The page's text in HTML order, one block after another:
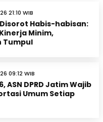
21:10 WIB
Habis-habisan:
Minim,
Tumpul
09:12 WIB
ASN DPRD Jatim Wajib
Umum Setiap